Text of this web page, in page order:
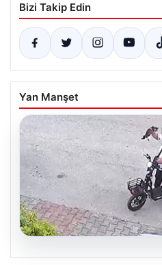
Bizi Takip Edin
Yan Manşet